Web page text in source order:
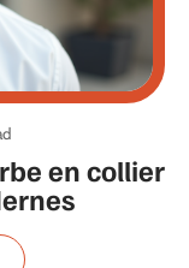
en collier